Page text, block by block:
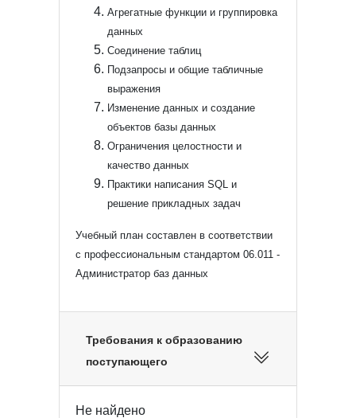
Агрегатные функции и группировка
данных
Соединение таблиц
Подзапросы и общие табличные
выражения
Изменение данных и создание
объектов базы данных
Ограничения целостности и
качество данных
Практики написания SQL и
решение прикладных задач
Учебный план составлен в соответствии
с профессиональным стандартом 06.011 -
Администратор баз данных
Требования к образованию
поступающего
Не найдено